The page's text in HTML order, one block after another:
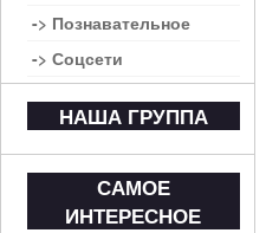
-> Познавательное
-> Соцсети
НАША ГРУППА
САМОЕ
ИНТЕРЕСНОЕ